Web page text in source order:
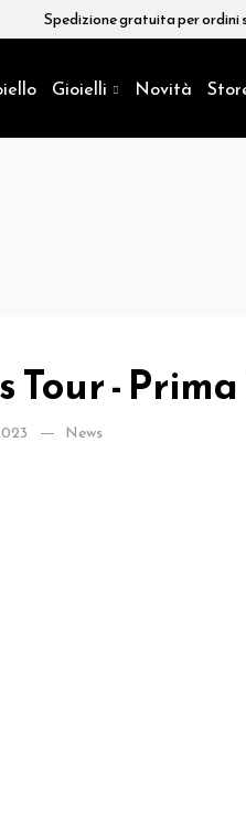
Spedizione gratuita per ordini
Gioielli Novità
-
News